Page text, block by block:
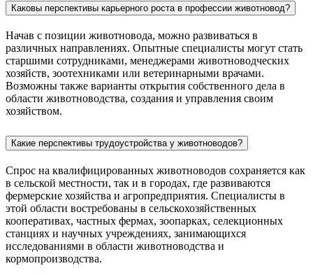
Каковы перспективы карьерного роста в профессии животновод?
Начав с позиции животновода, можно развиваться в
различных направлениях. Опытные специалисты могут стать
старшими сотрудниками, менеджерами животноводческих
хозяйств, зоотехниками или ветеринарными врачами.
Возможны также варианты открытия собственного дела в
области животноводства, создания и управления своим
хозяйством.
Какие перспективы трудоустройства у животноводов?
Спрос на квалифицированных животноводов сохраняется как
в сельской местности, так и в городах, где развиваются
фермерские хозяйства и агропредприятия. Специалисты в
этой области востребованы в сельскохозяйственных
кооперативах, частных фермах, зоопарках, селекционных
станциях и научных учреждениях, занимающихся
исследованиями в области животноводства и
кормопроизводства.